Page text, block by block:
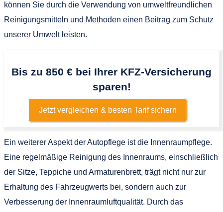
können Sie durch die Verwendung von umweltfreundlichen
Reinigungsmitteln und Methoden einen Beitrag zum Schutz
unserer Umwelt leisten.
Bis zu 850 € bei Ihrer KFZ-Versicherung
sparen!
Jetzt vergleichen & besten Tarif sichern
Ein weiterer Aspekt der Autopflege ist die Innenraumpflege.
Eine regelmäßige Reinigung des Innenraums, einschließlich
der Sitze, Teppiche und Armaturenbrett, trägt nicht nur zur
Erhaltung des Fahrzeugwerts bei, sondern auch zur
Verbesserung der Innenraumluftqualität. Durch das